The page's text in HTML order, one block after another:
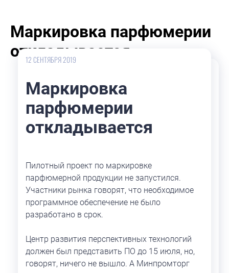
Маркировка парфюмерии
откладывается
12 СЕНТЯБРЯ 2019
Маркировка
парфюмерии
откладывается
Пилотный проект по маркировке
парфюмерной продукции не запустился.
Участники рынка говорят, что необходимое
программное обеспечение не было
разработано в срок.
Центр развития перспективных технологий
должен был представить ПО до 15 июля, но,
говорят, ничего не вышло. А Минпромторг